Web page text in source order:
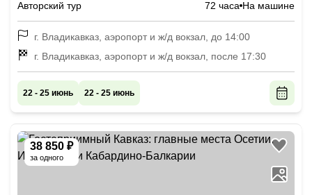
Авторский тур 72 часа На машине
г. Владикавказ, аэропорт и ж/д вокзал, до 14:00
г. Владикавказ, аэропорт и ж/д вокзал, после 17:30
22 - 25 июнь 22 - 25 июнь
38 850 ₽
за одного